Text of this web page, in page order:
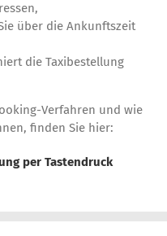
über die Ankunftszeit
die Taxibestellung
Verfahren und wie
finden Sie hier:
per Tastendruck